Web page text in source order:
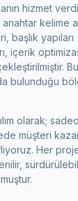
hizmet
kelime
başlık
içerik
bulunduğu
olarak;
müşteri
Her